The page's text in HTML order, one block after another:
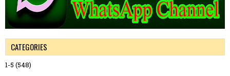
CATEGORIES
1-5 (548)